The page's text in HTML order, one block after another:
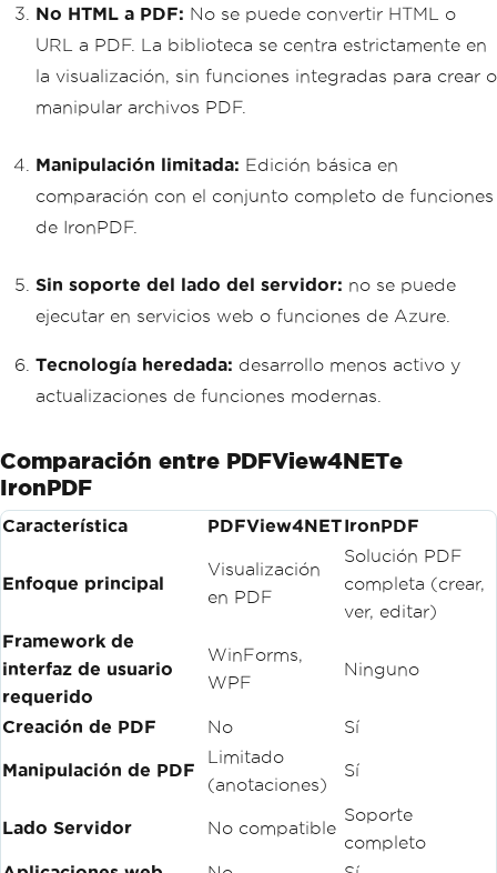
No HTML a PDF: No se puede convertir HTML o
URL a PDF. La biblioteca se centra estrictamente en
la visualización, sin funciones integradas para crear o
manipular archivos PDF.
Manipulación limitada: Edición básica en
comparación con el conjunto completo de funciones
de IronPDF.
Sin soporte del lado del servidor: no se puede
ejecutar en servicios web o funciones de Azure.
Tecnología heredada: desarrollo menos activo y
actualizaciones de funciones modernas.
Comparación entre PDFView4NETe
IronPDF
Característica PDFView4NETIronPDF
Enfoque principal
Visualización
en PDF
Solución PDF
completa (crear,
ver, editar)
Framework de
interfaz de usuario
requerido
WinForms,
WPF
Ninguno
Creación de PDF No Sí
Manipulación de PDF
Limitado
(anotaciones)
Sí
Lado Servidor No compatible
Soporte
completo